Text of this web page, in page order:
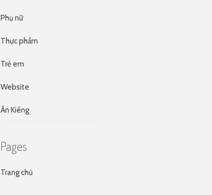
Phụ nữ
Thực phẩm
Trẻ em
Website
Ăn Kiêng
Pages
Trang chủ